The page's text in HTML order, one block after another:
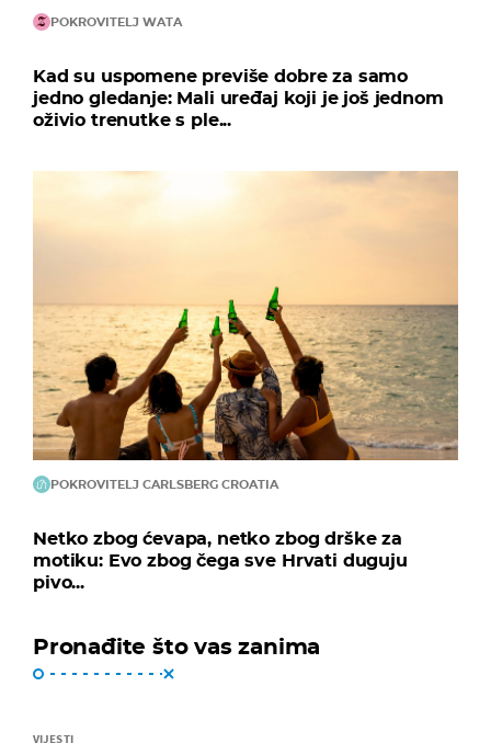
POKROVITELJ WATA
Kad su uspomene previše dobre za samo
jedno gledanje: Mali uređaj koji je još jednom
oživio trenutke s ple...
POKROVITELJ CARLSBERG CROATIA
Netko zbog ćevapa, netko zbog drške za
motiku: Evo zbog čega sve Hrvati duguju
pivo...
Pronađite što vas zanima
VIJESTI